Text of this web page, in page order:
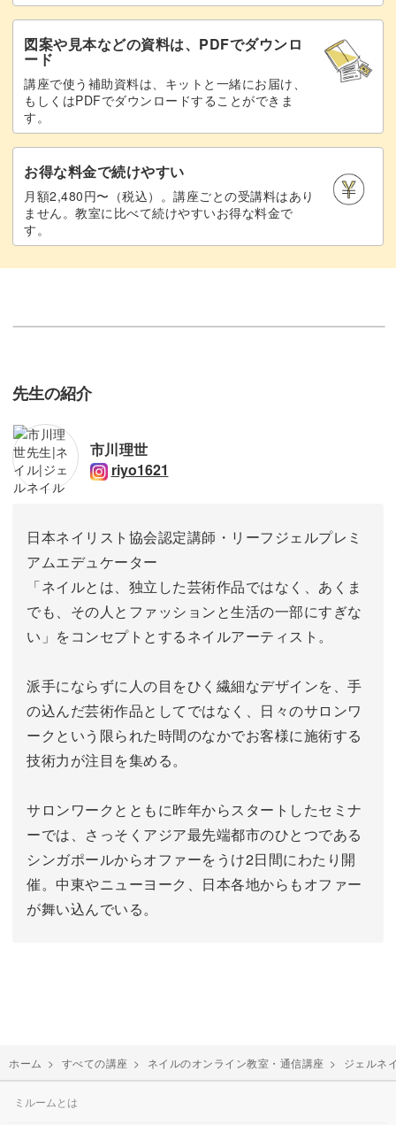
図案や見本などの資料は、PDFでダウンロ
ード
講座で使う補助資料は、キットと一緒にお届け、
もしくはPDFでダウンロードすることができま
す。
お得な料金で続けやすい
月額2,480円〜（税込）。講座ごとの受講料はあり
ません。教室に比べて続けやすいお得な料金で
す。
先生の紹介
市川理世
riyo1621
日本ネイリスト協会認定講師・リーフジェルプレミ
アムエデュケーター
「ネイルとは、独立した芸術作品ではなく、あくま
でも、その人とファッションと生活の一部にすぎな
い」をコンセプトとするネイルアーティスト。
派手にならずに人の目をひく繊細なデザインを、手
の込んだ芸術作品としてではなく、日々のサロンワ
ークという限られた時間のなかでお客様に施術する
技術力が注目を集める。
サロンワークとともに昨年からスタートしたセミナ
ーでは、さっそくアジア最先端都市のひとつである
シンガポールからオファーをうけ2日間にわたり開
催。中東やニューヨーク、日本各地からもオファー
が舞い込んでいる。
ホーム > すべての講座 > ネイルのオンライン教室・通信講座 > ジェルネ
ミルームとは